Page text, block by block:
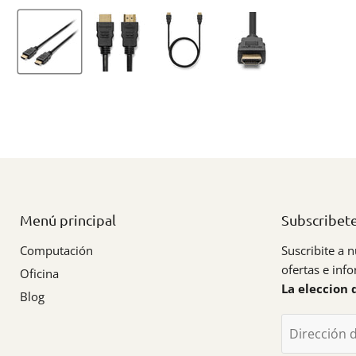
Menú principal
Computación
Oficina
Blog
Suscribite a
ofertas e
La eleccion
Dirección